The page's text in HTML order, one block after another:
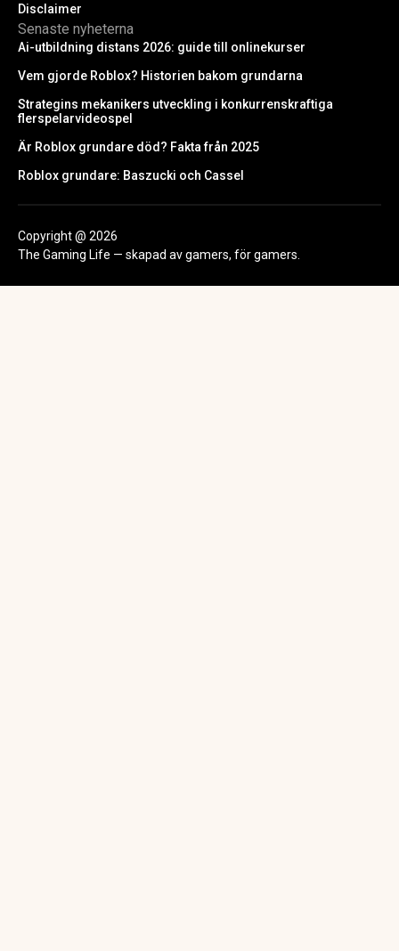
Disclaimer
Senaste nyheterna
Ai-utbildning distans 2026: guide till onlinekurser
Vem gjorde Roblox? Historien bakom grundarna
Strategins mekanikers utveckling i konkurrenskraftiga
flerspelarvideospel
Är Roblox grundare död? Fakta från 2025
Roblox grundare: Baszucki och Cassel
Copyright @ 2026
The Gaming Life — skapad av gamers, för gamers.